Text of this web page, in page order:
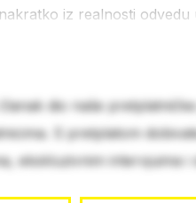
iz realnosti odvedu
članak dio naše
S pretplatom
ekskluzivnim intervjuima i